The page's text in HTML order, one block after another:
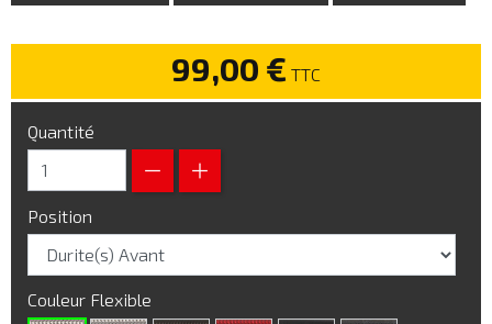
99,00 € TTC
Quantité
Position
Couleur Flexible